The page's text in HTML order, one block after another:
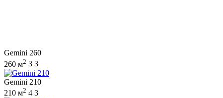
Gemini 260
260 м2 3 3
Gemini 210
210 м2 4 3